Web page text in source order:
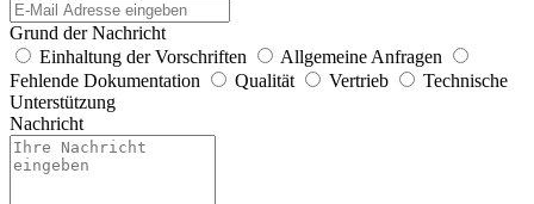
Grund der Nachricht
Einhaltung der Vorschriften
Allgemeine Anfragen
Fehlende Dokumentation
Qualität Vertrieb
Technische
Unterstützung
Nachricht